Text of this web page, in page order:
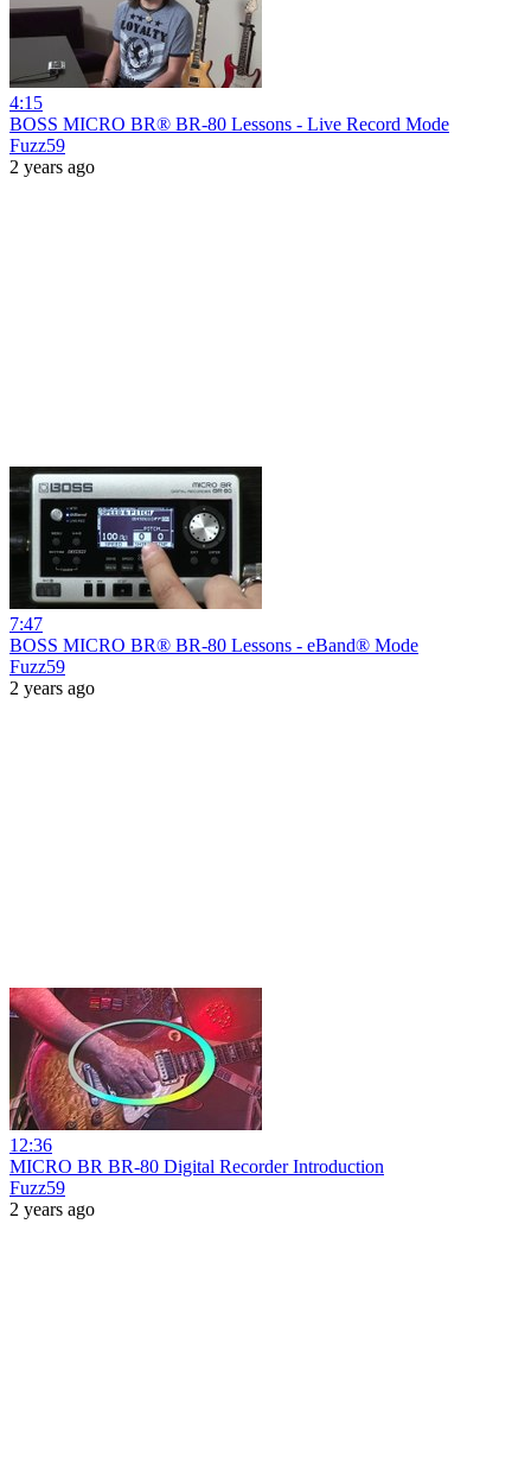
4:15
BOSS MICRO BR® BR-80 Lessons - Live Record Mode
Fuzz59
2 years ago
7:47
BOSS MICRO BR® BR-80 Lessons - eBand® Mode
Fuzz59
2 years ago
12:36
MICRO BR BR-80 Digital Recorder Introduction
Fuzz59
2 years ago